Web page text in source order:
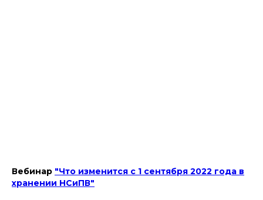
Вебинар "Что изменится с 1 сентября 2022 года в
хранении НСиПВ"